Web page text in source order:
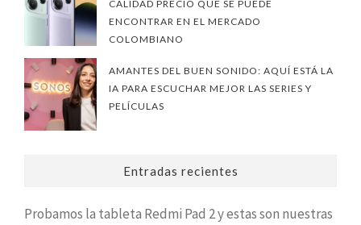
CALIDAD PRECIO QUE SE PUEDE
ENCONTRAR EN EL MERCADO
COLOMBIANO
AMANTES DEL BUEN SONIDO: AQUÍ ESTÁ LA
IA PARA ESCUCHAR MEJOR LAS SERIES Y
PELÍCULAS
Entradas recientes
Probamos la tableta Redmi Pad 2 y estas son nuestras